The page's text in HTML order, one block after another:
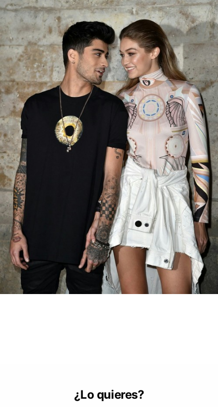
¿Lo quieres?